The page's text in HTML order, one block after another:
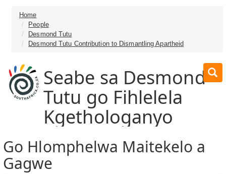
Home
People
Desmond Tutu
Desmond Tutu Contribution to Dismantling Apartheid
Seabe sa Desmond
Tutu go Fihlelela
Kgethologanyo
Go Hlomphelwa Maitekelo a
Gagwe